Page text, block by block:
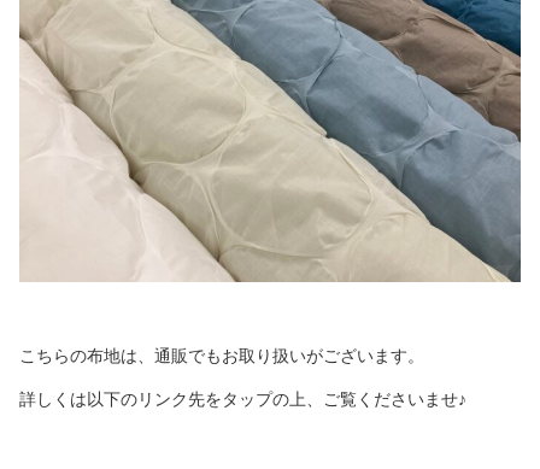
こちらの布地は、通販でもお取り扱いがございます。
詳しくは以下のリンク先をタップの上、ご覧くださいませ♪